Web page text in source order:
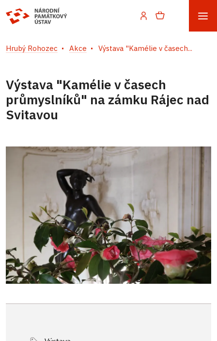
Hrubý Rohozec Akce Výstava "Kamélie v časech...
Výstava "Kamélie v časech
průmyslníků" na zámku Rájec nad
Svitavou